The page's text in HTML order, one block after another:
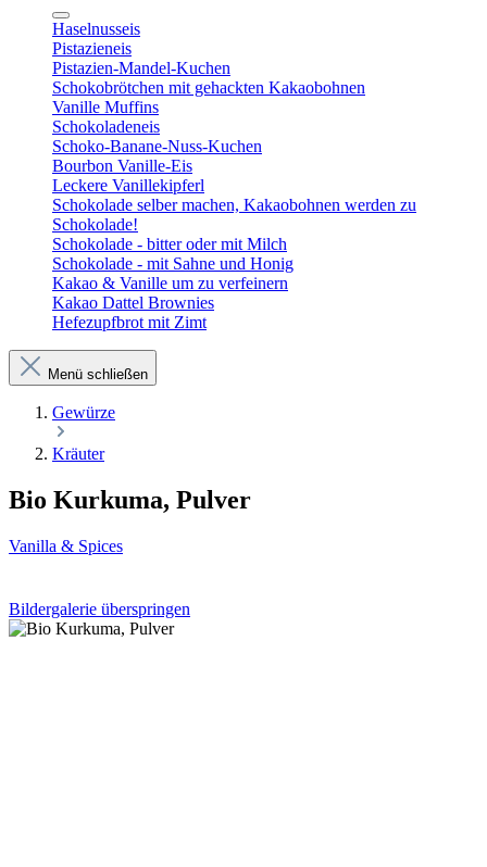
Haselnusseis
Pistazieneis
Pistazien-Mandel-Kuchen
Schokobrötchen mit gehackten Kakaobohnen
Vanille Muffins
Schokoladeneis
Schoko-Banane-Nuss-Kuchen
Bourbon Vanille-Eis
Leckere Vanillekipferl
Schokolade selber machen, Kakaobohnen werden zu
Schokolade!
Schokolade - bitter oder mit Milch
Schokolade - mit Sahne und Honig
Kakao & Vanille um zu verfeinern
Kakao Dattel Brownies
Hefezupfbrot mit Zimt
Menü schließen
Gewürze
Kräuter
Bio Kurkuma, Pulver
Vanilla & Spices
Bildergalerie überspringen